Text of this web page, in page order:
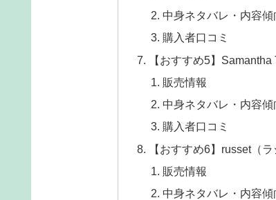
中身ネタバレ・内容傾
購入者口コミ
【おすすめ5】
販売情報
中身ネタバレ・内容傾
購入者口コミ
【おすすめ6】russet（
販売情報
中身ネタバレ・内容傾